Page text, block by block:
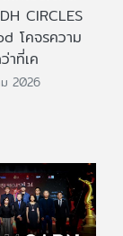
CIRCLES
โคจรความ
าที่เค
2026